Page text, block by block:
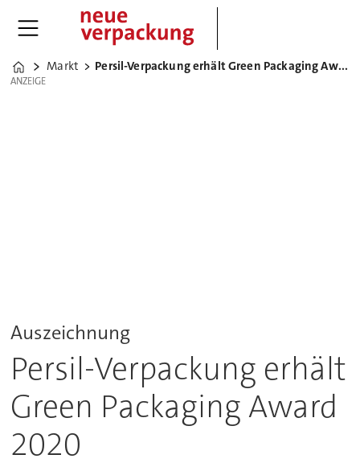
Home
Markt Persil-Verpackung erhält Green Packaging Award 2020
ANZEIGE
ANZEIGE
Auszeichnung
Persil-Verpackung erhält
Green Packaging Award
2020